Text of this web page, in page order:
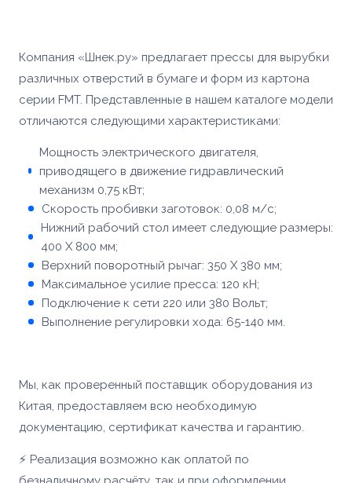
Компания «Шнек.ру» предлагает прессы для вырубки
различных отверстий в бумаге и форм из картона
серии FMT. Представленные в нашем каталоге модели
отличаются следующими характеристиками:
Мощность электрического двигателя,
приводящего в движение гидравлический
механизм 0,75 кВт;
Скорость пробивки заготовок: 0,08 м/с;
Нижний рабочий стол имеет следующие размеры:
400 X 800 мм;
Верхний поворотный рычаг: 350 Х 380 мм;
Максимальное усилие пресса: 120 кН;
Подключение к сети 220 или 380 Вольт;
Выполнение регулировки хода: 65-140 мм.
Мы, как проверенный поставщик оборудования из
Китая, предоставляем всю необходимую
документацию, сертификат качества и гарантию.
⚡ Реализация возможно как оплатой по
Товар
Способ оплаты
Доп. информация
Ваше имя *
Телефон *
Сообщение
Ваше имя *
Телефон *
конфиденциальностии правилами обработки
персональных данных
УПАКОВКИ С
ПАЛЛЕТООБМОТЧИКОМ
YJPO-1650-K